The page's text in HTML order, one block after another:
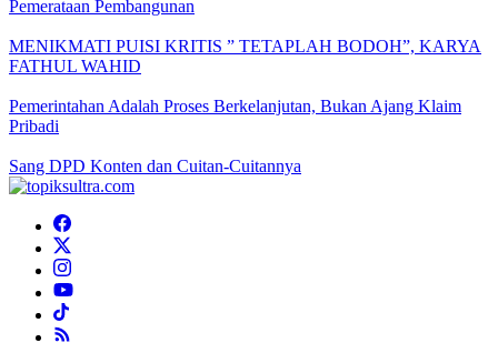
Pemerataan Pembangunan
MENIKMATI PUISI KRITIS ” TETAPLAH BODOH”, KARYA
FATHUL WAHID
Pemerintahan Adalah Proses Berkelanjutan, Bukan Ajang Klaim
Pribadi
Sang DPD Konten dan Cuitan-Cuitannya